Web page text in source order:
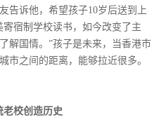
告诉他，希望孩子10岁后送到上
宿制学校读书，如今改变了主
解国情。”孩子是未来，当香港市
市之间的距离，能够拉近很多。
老校创造历史